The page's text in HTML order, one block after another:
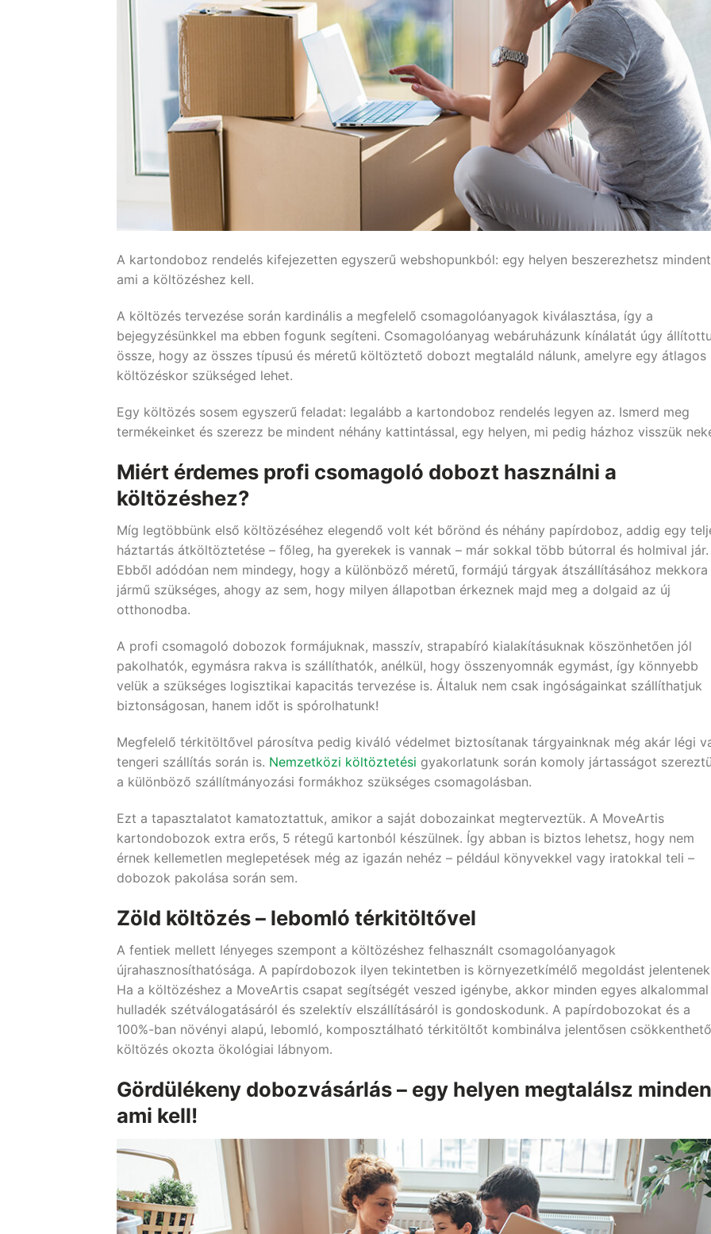
A kartondoboz rendelés kifejezetten egyszerű webshopunkból: egy helyen beszerezhetsz
ami a költözéshez kell.
A költözés tervezése során kardinális a megfelelő csomagolóanyagok kiválasztása, így a
bejegyzésünkkel ma ebben fogunk segíteni. Csomagolóanyag webáruházunk kínálatát úgy
össze, hogy az összes típusú és méretű költöztető dobozt megtaláld nálunk, amelyre egy átlagos
költözéskor szükséged lehet.
Egy költözés sosem egyszerű feladat: legalább a kartondoboz rendelés legyen az. Ismerd meg
termékeinket és szerezz be mindent néhány kattintással, egy helyen, mi pedig házhoz visszük
Miért érdemes profi csomagoló dobozt használni a
költözéshez?
Míg legtöbbünk első költözéséhez elegendő volt két bőrönd és néhány papírdoboz, addig egy
háztartás átköltöztetése – főleg, ha gyerekek is vannak – már sokkal több bútorral és holmival jár.
Ebből adódóan nem mindegy, hogy a különböző méretű, formájú tárgyak átszállításához mekkora
jármű szükséges, ahogy az sem, hogy milyen állapotban érkeznek majd meg a dolgaid az új
otthonodba.
A profi csomagoló dobozok formájuknak, masszív, strapabíró kialakításuknak köszönhetően jól
pakolhatók, egymásra rakva is szállíthatók, anélkül, hogy összenyomnák egymást, így könnyebb
velük a szükséges logisztikai kapacitás tervezése is. Általuk nem csak ingóságainkat szállíthatjuk
biztonságosan, hanem időt is spórolhatunk!
Megfelelő térkitöltővel párosítva pedig kiváló védelmet biztosítanak tárgyainknak még akár légi
tengeri szállítás során is. Nemzetközi költöztetési gyakorlatunk során komoly jártasságot
a különböző szállítmányozási formákhoz szükséges csomagolásban.
Ezt a tapasztalatot kamatoztattuk, amikor a saját dobozainkat megterveztük. A MoveArtis
kartondobozok extra erős, 5 rétegű kartonból készülnek. Így abban is biztos lehetsz, hogy nem
érnek kellemetlen meglepetések még az igazán nehéz – például könyvekkel vagy iratokkal teli –
dobozok pakolása során sem.
Zöld költözés – lebomló térkitöltővel
A fentiek mellett lényeges szempont a költözéshez felhasznált csomagolóanyagok
újrahasznosíthatósága. A papírdobozok ilyen tekintetben is környezetkímélő megoldást
Ha a költözéshez a MoveArtis csapat segítségét veszed igénybe, akkor minden egyes
hulladék szétválogatásáról és szelektív elszállításáról is gondoskodunk. A papírdobozokat és a
100%-ban növényi alapú, lebomló, komposztálható térkitöltőt kombinálva jelentősen
költözés okozta ökológiai lábnyom.
Gördülékeny dobozvásárlás – egy helyen megtalálsz
ami kell!